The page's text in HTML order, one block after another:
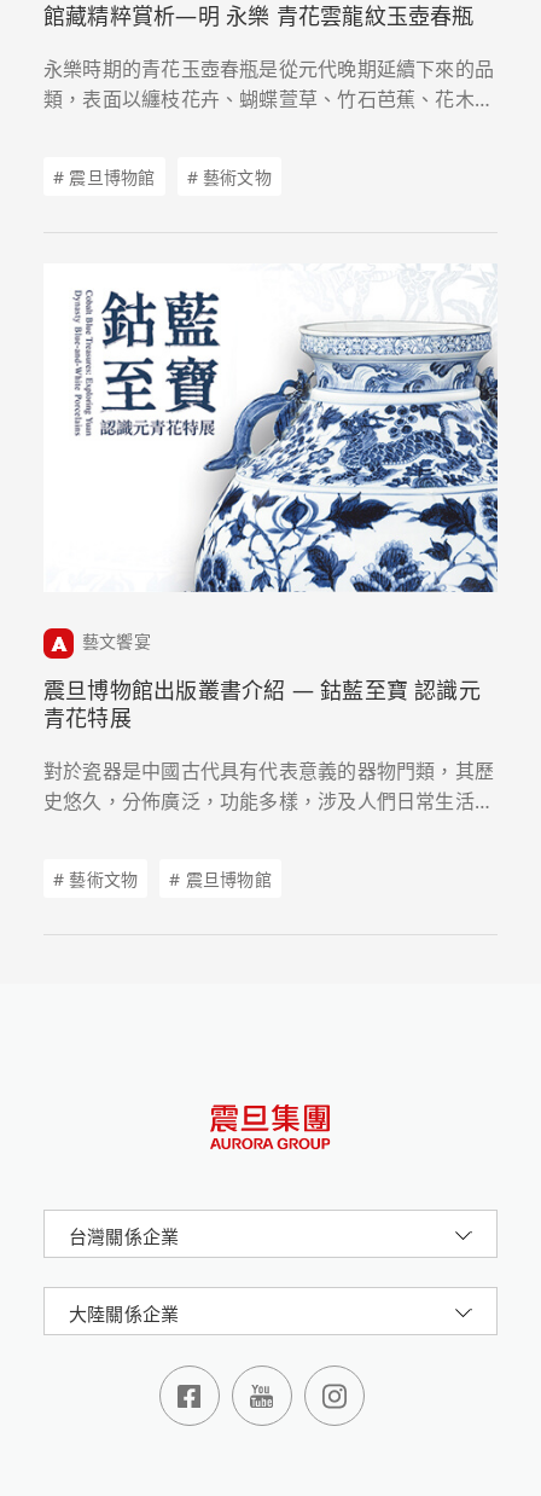
館藏精粹賞析—明 永樂 青花雲龍紋玉壺春瓶
永樂時期的青花玉壺春瓶是從元代晚期延續下來的品
類，表面以纏枝花卉、蝴蝶萱草、竹石芭蕉、花木禽
# 震旦博物館 # 藝術文物
藝文饗宴
震旦博物館出版叢書介紹 — 鈷藍至寶 認識元
青花特展
對於瓷器是中國古代具有代表意義的器物門類，其歷
史悠久，分佈廣泛，功能多樣，涉及人們日常生活的
於元，並進一步影響了明清瓷器的發展。此本圖錄集
設計原則，發掘珍貴藝術遺產背後的不凡創造力和精
# 藝術文物 # 震旦博物館
台灣關係企業
大陸關係企業